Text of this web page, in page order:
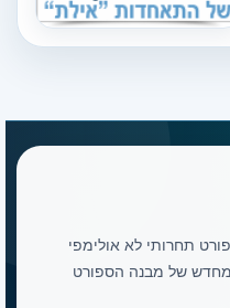
תחרותי לא אולימפי
ארגון מחדש של מבנה הספורט